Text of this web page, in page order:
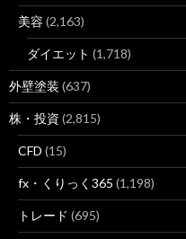
美容 (2,163)
ダイエット (1,718)
外壁塗装 (637)
株・投資 (2,815)
CFD (15)
fx・くりっく365 (1,198)
トレード (695)